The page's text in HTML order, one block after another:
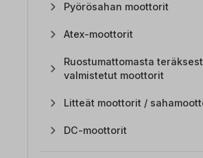
Pyörösahan moottorit
Atex-moottorit
Ruostumattomasta
valmistetut moottorit
Litteät moottorit /
DC-moottorit